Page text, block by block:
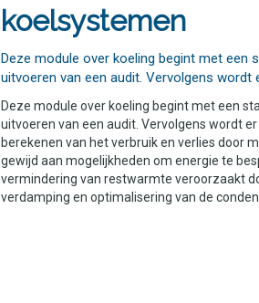
koelsystemen
Deze module over koeling begint met een
uitvoeren van een audit. Vervolgens wordt
Deze module over koeling begint met een
uitvoeren van een audit. Vervolgens wordt
berekenen van het verbruik en verlies door
gewijd aan mogelijkheden om energie te
vermindering van restwarmte veroorzaakt
verdamping en optimalisering van de